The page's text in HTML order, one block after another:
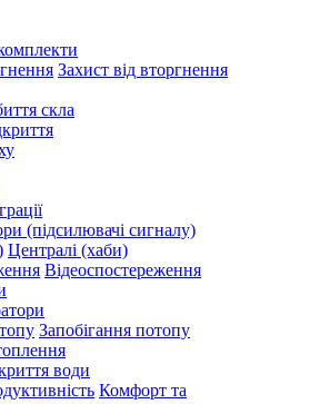
Захист від вторгнення
скла
(підсилювачі сигналу)
Централі (хаби)
Відеоспостереження
Запобігання потопу
води
Комфорт та